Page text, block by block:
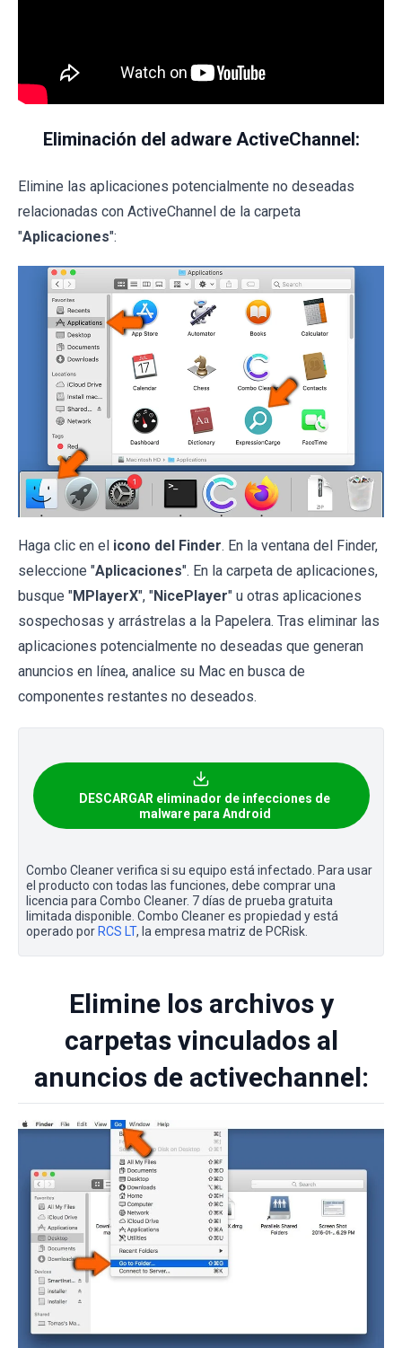
Eliminación del adware ActiveChannel:
Elimine las aplicaciones potencialmente no deseadas
relacionadas con ActiveChannel de la carpeta
"Aplicaciones":
Haga clic en el icono del Finder. En la ventana del Finder,
seleccione "Aplicaciones". En la carpeta de aplicaciones,
busque "MPlayerX", "NicePlayer" u otras aplicaciones
sospechosas y arrástrelas a la Papelera. Tras eliminar las
aplicaciones potencialmente no deseadas que generan
anuncios en línea, analice su Mac en busca de
componentes restantes no deseados.
DESCARGAR eliminador de infecciones de
malware para Android
Combo Cleaner verifica si su equipo está infectado. Para usar
el producto con todas las funciones, debe comprar una
licencia para Combo Cleaner. 7 días de prueba gratuita
limitada disponible. Combo Cleaner es propiedad y está
operado por RCS LT, la empresa matriz de PCRisk.
Elimine los archivos y
carpetas vinculados al
anuncios de activechannel: